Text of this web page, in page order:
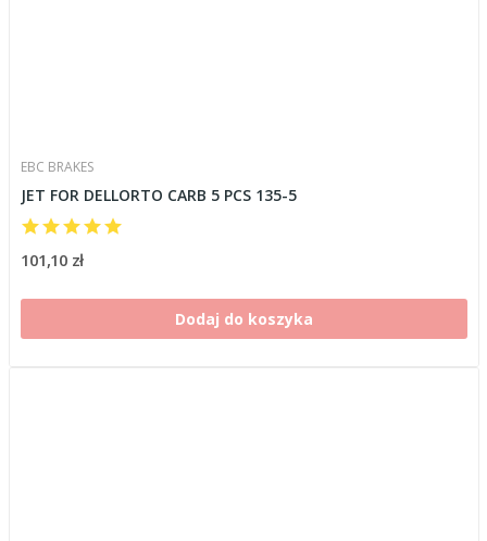
EBC BRAKES
JET FOR DELLORTO CARB 5 PCS 135-5
101,10 zł
Dodaj do koszyka